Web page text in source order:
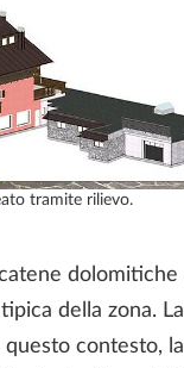
tramite rilievo.
della zona.
questo contesto,